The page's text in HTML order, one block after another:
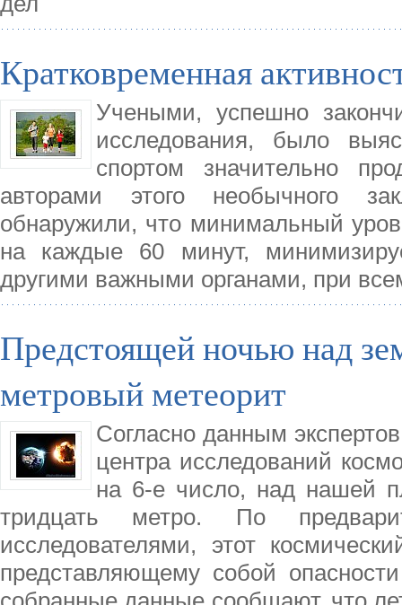
Кратковременная
Учеными, успешно
исследования, было
спортом значительно
авторами этого необычного
обнаружили, что минимальный
на каждые 60 минут,
другими важными органами, при
Предстоящей ночью над
метровый метеорит
Согласно данным
центра исследований
на 6-е число, над нашей
тридцать метро. По
исследователями, этот
представляющему собой